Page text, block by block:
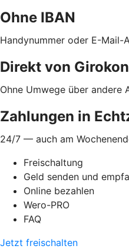
Ohne IBAN
Handynummer oder E-Mail-
Direkt von
Ohne Umwege über andere
Zahlungen in
24/7 — auch am
Freischaltung
Geld senden und
Online bezahlen
Wero-PRO
FAQ
Jetzt freischalten